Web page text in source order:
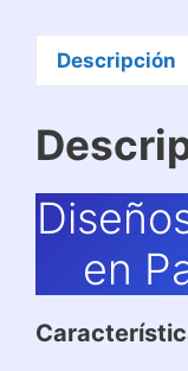
Descripción
en